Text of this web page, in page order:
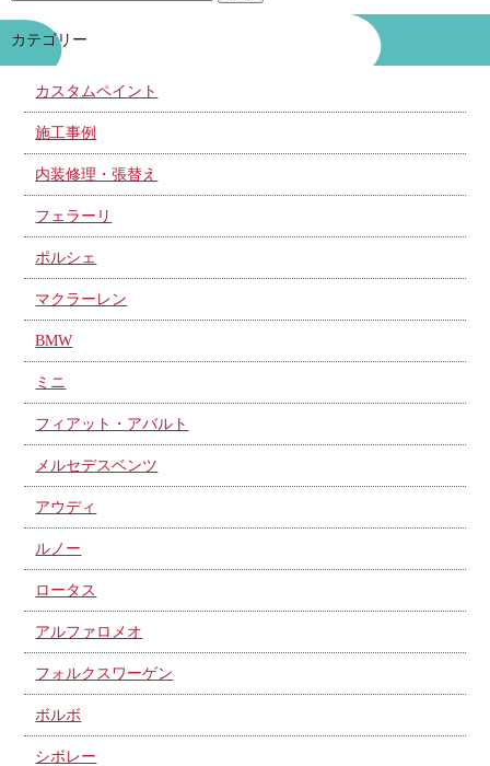
カテゴリー
カスタムペイント
施工事例
内装修理・張替え
フェラーリ
ポルシェ
マクラーレン
BMW
ミニ
フィアット・アバルト
メルセデスベンツ
アウディ
ルノー
ロータス
アルファロメオ
フォルクスワーゲン
ボルボ
シボレー